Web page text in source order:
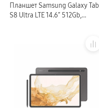
Планшет Samsung Galaxy Tab
S8 Ultra LTE 14.6″ 512Gb,